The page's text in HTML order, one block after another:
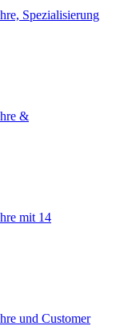
Spezialisierung
&
mit 14
und Customer